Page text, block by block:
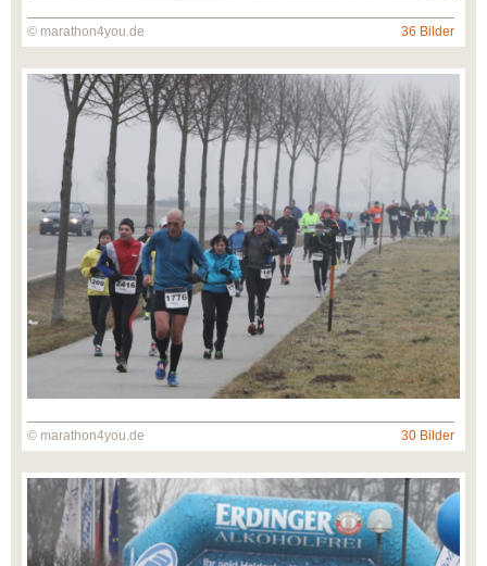
© marathon4you.de 36 Bilder
© marathon4you.de 30 Bilder